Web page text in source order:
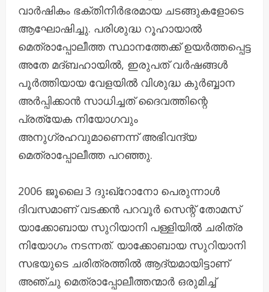
വാർഷികം ഭക്തിനിർഭരമായ ചടങ്ങുകളോടെ
ആഘോഷിച്ചു. പരിശുദ്ധ റൂഹായാൽ
മെത്രാപ്പോലീത്ത സ്ഥാനത്തേക്ക് ഉയർത്തപ്പെട്ട
അതേ മദ്ബഹായിൽ, ഇരുപത് വർഷങ്ങൾ
പൂർത്തിയായ വേളയിൽ വിശുദ്ധ കുർബ്ബാന
അർപ്പിക്കാൻ സാധിച്ചത് ദൈവത്തിന്റെ
പ്രത്യേക നിയോഗവും
അനുഗ്രഹവുമാണെന്ന് അഭിവന്ദ്യ
മെത്രാപ്പോലീത്ത പറഞ്ഞു.
2006 ജൂലൈ 3 ദുഃഖ്റോനോ പെരുന്നാൾ
ദിവസമാണ് വടക്കൻ പറവൂർ സെന്റ് തോമസ്
യാക്കോബായ സുറിയാനി പള്ളിയിൽ ചരിത്ര
നിയോഗം നടന്നത്. യാക്കോബായ സുറിയാനി
സഭയുടെ ചരിത്രത്തിൽ ആദ്യമായിട്ടാണ്
അഞ്ചു മെത്രാപ്പോലീത്തന്മാർ ഒരുമിച്ച്